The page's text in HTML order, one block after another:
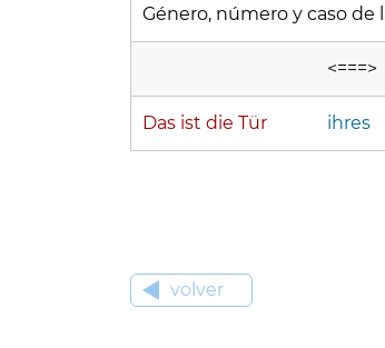
Género, número y caso
<===>
Das ist die Tür ihres
volver